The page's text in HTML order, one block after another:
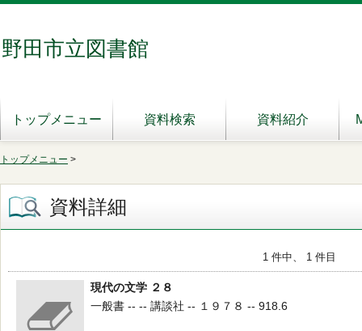
野田市立図書館
トップメニュー 資料検索 資料紹介
トップメニュー >
資料詳細
1 件中、 1 件目
現代の文学 ２８
一般書 -- -- 講談社 -- １９７８ -- 918.6